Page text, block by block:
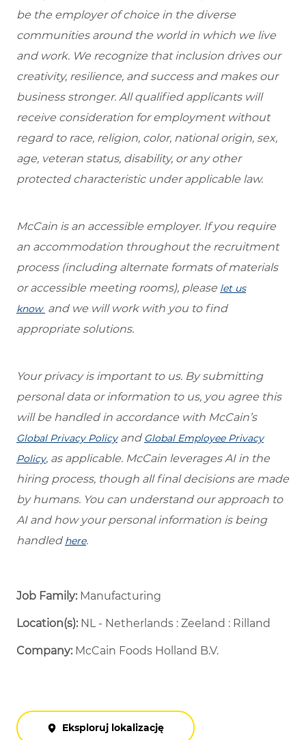
be the employer of choice in the diverse
communities around the world in which we live
and work. We recognize that inclusion drives our
creativity, resilience, and success and makes our
business stronger. All qualified applicants will
receive consideration for employment without
regard to race, religion, color, national origin, sex,
age, veteran status, disability, or any other
protected characteristic under applicable law.
McCain is an accessible employer. If you require
an accommodation throughout the recruitment
process (including alternate formats of materials
or accessible meeting rooms), please let us
know and we will work with you to find
appropriate solutions.
Your privacy is important to us. By submitting
personal data or information to us, you agree this
will be handled in accordance with McCain’s
Global Privacy Policyand Global Employee Privacy
Policy, as applicable. McCain leverages AI in the
hiring process, though all final decisions are made
by humans. You can understand our approach to
AI and how your personal information is being
handled here.
Job Family: Manufacturing
Location(s):NL - Netherlands : Zeeland : Rilland
Company: McCain Foods Holland B.V.
Eksploruj lokalizację